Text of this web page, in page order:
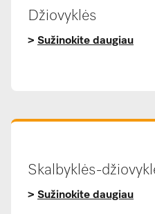
Džiovyklės
> Sužinokite daugiau
Skalbyklės-
> Sužinokite daugiau